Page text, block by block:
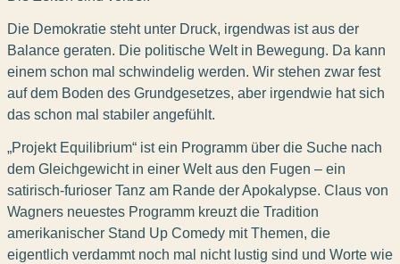
Die Demokratie steht unter Druck, irgendwas ist aus der
Balance geraten. Die politische Welt in Bewegung. Da kann
einem schon mal schwindelig werden. Wir stehen zwar fest
auf dem Boden des Grundgesetzes, aber irgendwie hat sich
das schon mal stabiler angefühlt.
„Projekt Equilibrium“ ist ein Programm über die Suche nach
dem Gleichgewicht in einer Welt aus den Fugen – ein
satirisch-furioser Tanz am Rande der Apokalypse. Claus von
Wagners neuestes Programm kreuzt die Tradition
amerikanischer Stand Up Comedy mit Themen, die
eigentlich verdammt noch mal nicht lustig sind und Worte wie